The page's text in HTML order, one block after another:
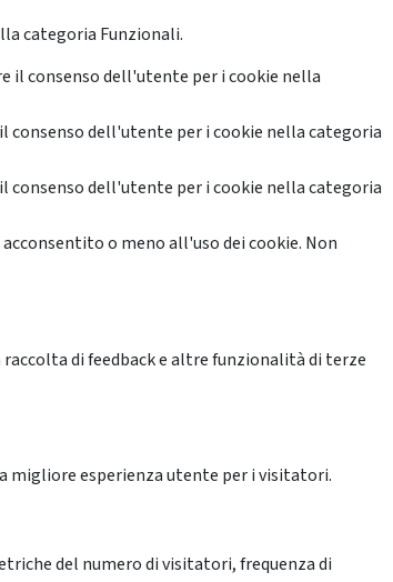
categoria Funzionali.
il consenso dell'utente per i cookie nella
consenso dell'utente per i cookie nella categoria
consenso dell'utente per i cookie nella categoria
o meno all'uso dei cookie. Non
di feedback e altre funzionalità di terze
migliore esperienza utente per i visitatori.
del numero di visitatori, frequenza di